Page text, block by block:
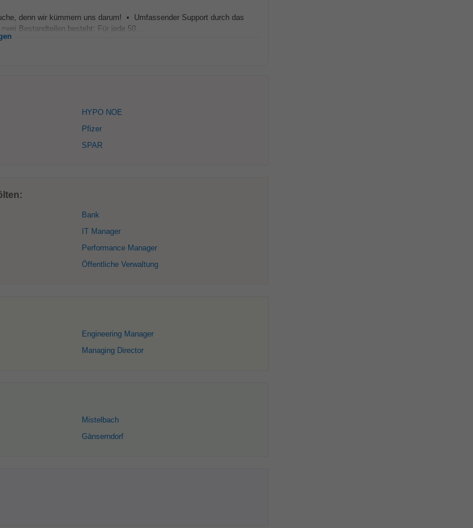
denn wir kümmern uns darum! • Umfassender Support durch das
Bestandteilen besteht: Für jede 50...
HYPO NOE
Pfizer
SPAR
Bank
IT Manager
Performance Manager
Öffentliche Verwaltung
Engineering Manager
Managing Director
Mistelbach
Gänserndorf